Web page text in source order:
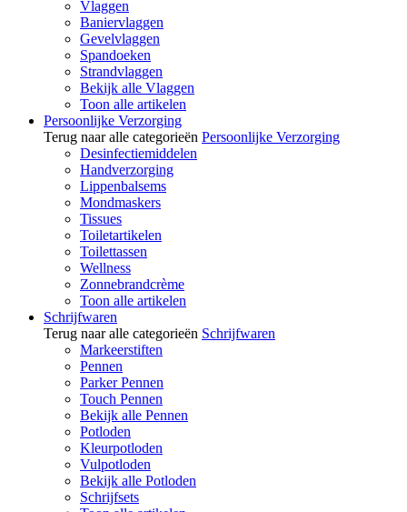
Vlaggen
Baniervlaggen
Gevelvlaggen
Spandoeken
Strandvlaggen
Bekijk alle Vlaggen
Toon alle artikelen
Persoonlijke Verzorging
Terug naar alle categorieën Persoonlijke Verzorging
Desinfectiemiddelen
Handverzorging
Lippenbalsems
Mondmaskers
Tissues
Toiletartikelen
Toilettassen
Wellness
Zonnebrandcrème
Toon alle artikelen
Schrijfwaren
Terug naar alle categorieën Schrijfwaren
Markeerstiften
Pennen
Parker Pennen
Touch Pennen
Bekijk alle Pennen
Potloden
Kleurpotloden
Vulpotloden
Bekijk alle Potloden
Schrijfsets